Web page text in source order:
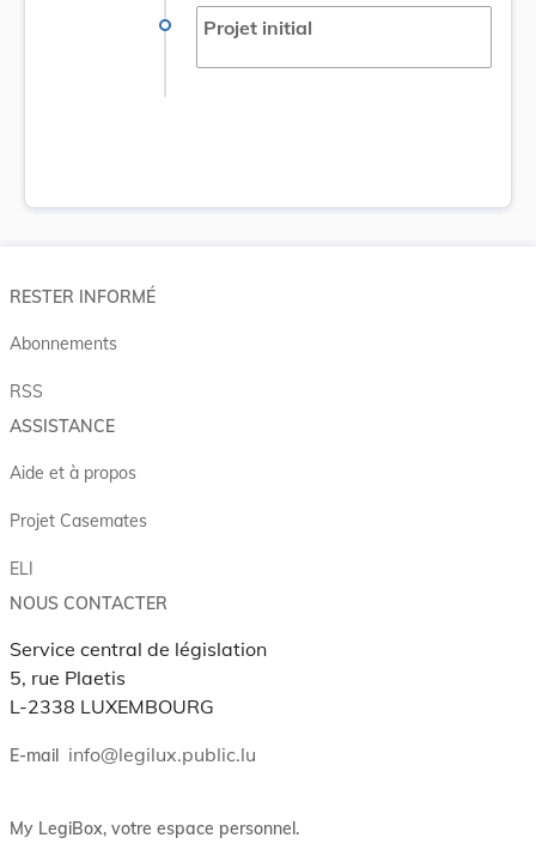
Projet initial
RESTER INFORMÉ
Abonnements
RSS
ASSISTANCE
Aide et à propos
Projet Casemates
ELI
NOUS CONTACTER
Service central de législation
5, rue Plaetis
L-2338 LUXEMBOURG
E-mail info@legilux.public.lu
My LegiBox, votre espace personnel.